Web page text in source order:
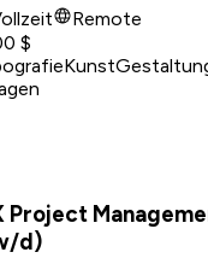
Remote
$
Kunst
d)